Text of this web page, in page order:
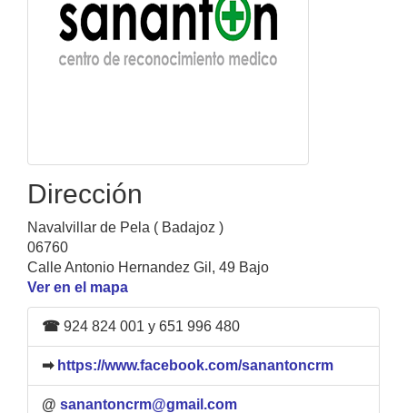
Dirección
Navalvillar de Pela ( Badajoz )
06760
Calle Antonio Hernandez Gil, 49 Bajo
Ver en el mapa
☎ 924 824 001 y 651 996 480
➡ https://www.facebook.com/sanantoncrm
@ sanantoncrm@gmail.com